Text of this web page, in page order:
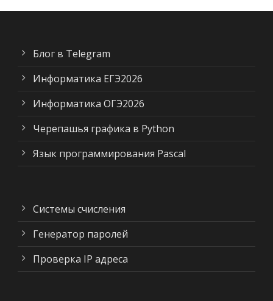
Блог в Telegram
Информатика ЕГЭ2026
Информатика ОГЭ2026
Черепашья графика в Python
Язык программирования Pascal
Системы счисления
Генератор паролей
Проверка IP адреса